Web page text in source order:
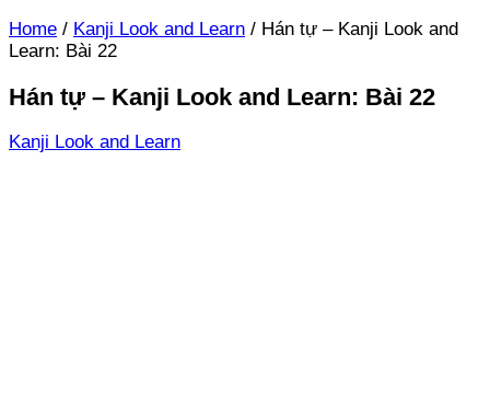
Home / Kanji Look and Learn / Hán tự – Kanji Look and
Learn: Bài 22
Hán tự – Kanji Look and Learn: Bài 22
Kanji Look and Learn